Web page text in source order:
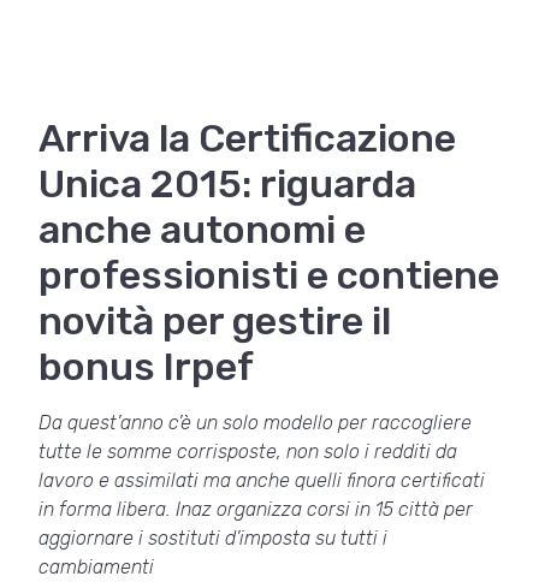
Arriva la Certificazione
Unica 2015: riguarda
anche autonomi e
professionisti e contiene
novità per gestire il
bonus Irpef
Da quest’anno c’è un solo modello per raccogliere
tutte le somme corrisposte, non solo i redditi da
lavoro e assimilati ma anche quelli finora certificati
in forma libera. Inaz organizza corsi in 15 città per
aggiornare i sostituti d’imposta su tutti i
cambiamenti